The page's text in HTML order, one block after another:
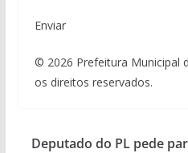
Enviar
© 2026 Prefeitura Municipal
os direitos reservados.
Deputado do PL pede